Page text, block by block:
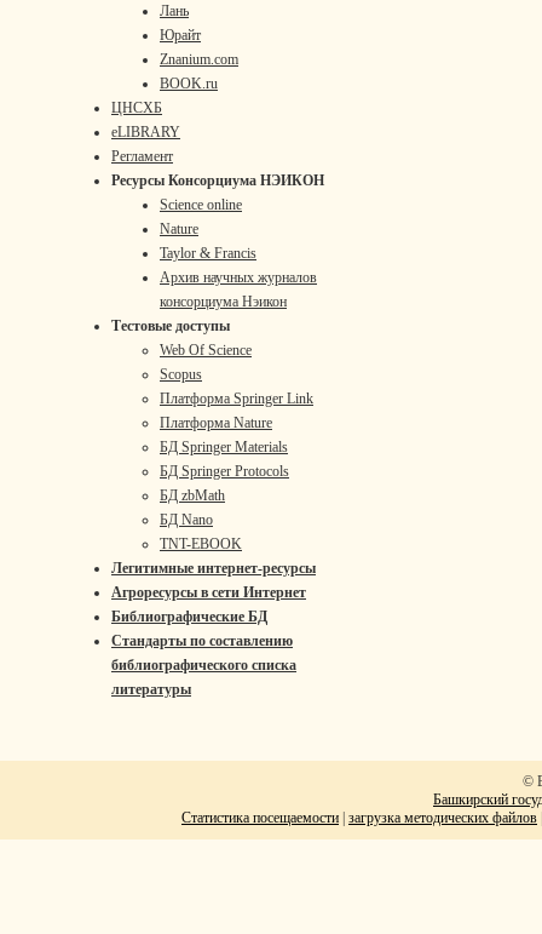
Лань
Юрайт
Znanium.com
BOOK.ru
ЦНСХБ
eLIBRARY
Регламент
Ресурсы Консорциума НЭИКОН
Science online
Nature
Taylor & Francis
Архив научных журналов
консорциума Нэикон
Тестовые доступы
Web Of Science
Scopus
Платформа Springer Link
Платформа Nature
БД Springer Materials
БД Springer Protocols
БД zbMath
БД Nano
TNT-EBOOK
Легитимные интернет-ресурсы
Агроресурсы в сети Интернет
Библиографические БД
Стандарты по составлению
библиографического списка
литературы
©
Башкирский
Статистика посещаемости загрузка методических файлов